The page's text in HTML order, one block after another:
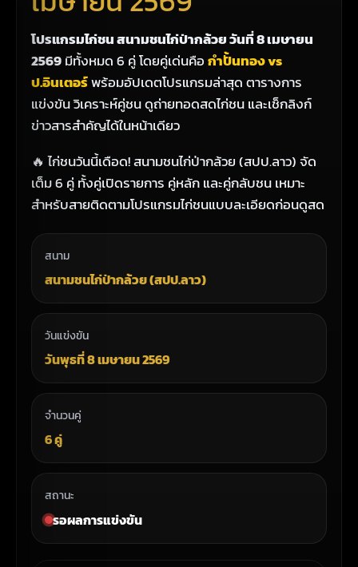
โปรแกรมไก่ชน สนามชนไก่ป่ากล้วย วันที่ 8 เมษายน
2569มีทั้งหมด 6 คู่ โดยคู่เด่นคือกำปั้นทอง vs
ป.อินเตอร์พร้อมอัปเดตโปรแกรมล่าสุด ตารางการ
แข่งขัน วิเคราะห์คู่ชน ดูถ่ายทอดสดไก่ชน และเช็กลิงก์
ข่าวสารสำคัญได้ในหน้าเดียว
🔥 ไก่ชนวันนี้เดือด! สนามชนไก่ป่ากล้วย (สปป.ลาว) จัด
เต็ม 6 คู่ ทั้งคู่เปิดรายการ คู่หลัก และคู่กลับชน เหมาะ
สำหรับสายติดตามโปรแกรมไก่ชนแบบละเอียดก่อนดูสด
สนาม
สนามชนไก่ป่ากล้วย (สปป.ลาว)
วันแข่งขัน
วันพุธที่ 8 เมษายน 2569
จำนวนคู่
6 คู่
สถานะ
รอผลการแข่งขัน